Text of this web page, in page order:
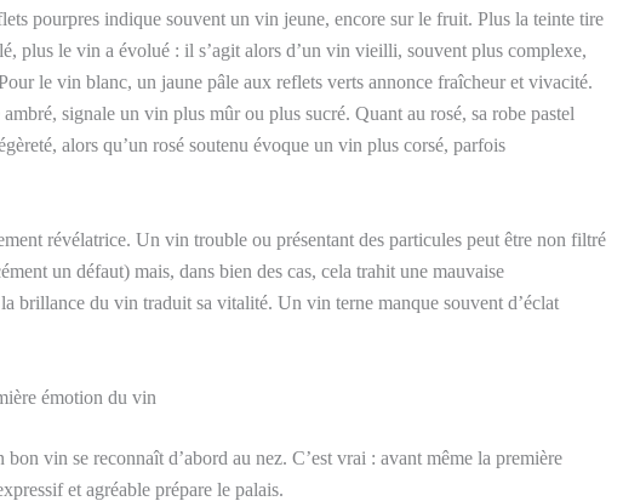
pourpres indique souvent un vin jeune, encore sur le fruit. Plus la teinte tire
plus le vin a évolué : il s’agit alors d’un vin vieilli, souvent plus complexe,
le vin blanc, un jaune pâle aux reflets verts annonce fraîcheur et vivacité.
signale un vin plus mûr ou plus sucré. Quant au rosé, sa robe pastel
alors qu’un rosé soutenu évoque un vin plus corsé, parfois
révélatrice. Un vin trouble ou présentant des particules peut être non filtré
un défaut) mais, dans bien des cas, cela trahit une mauvaise
brillance du vin traduit sa vitalité. Un vin terne manque souvent d’éclat
émotion du vin
bon vin se reconnaît d’abord au nez. C’est vrai : avant même la première
et agréable prépare le palais.